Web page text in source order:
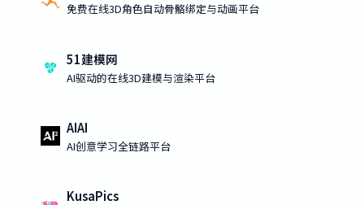
免费在线3D角色自动骨骼绑定与动画平台
51建模网
AI驱动的在线3D建模与渲染平台
AIAI
AI创意学习全链路平台
KusaPics